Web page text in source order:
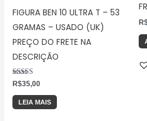
FIGURA BEN 10 ULTRA T – 53
GRAMAS – USADO (UK)
PREÇO DO FRETE NA
DESCRIÇÃO
Avaliação
5.00
de 5
R$35,00
LEIA MAIS